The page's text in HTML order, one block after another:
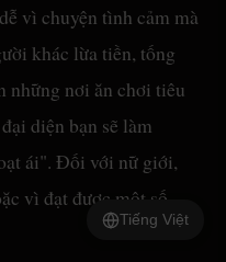
vì chuyện tình cảm mà
khác lừa tiền, tống
những nơi ăn chơi tiêu
diện bạn sẽ làm
ái". Đối với nữ giới,
vì đạt được một số
Tiếng Việt